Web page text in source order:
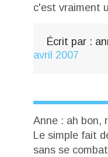
c'est vraiment
Écrit par :
avril 2007
Anne : ah bon,
Le simple fait
sans se